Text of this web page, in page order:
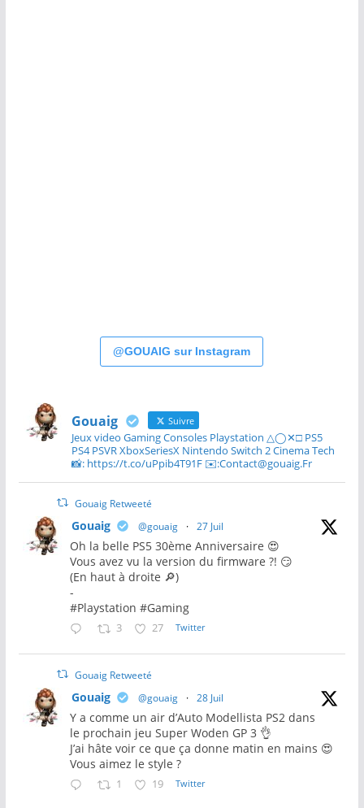
@GOUAIG sur Instagram
Gouaig Suivre
Jeux video Gaming Consoles Playstation △◯✕□ PS5
PS4 PSVR XboxSeriesX Nintendo Switch 2 Cinema Tech
📸: https://t.co/uPpib4T91F ✉️:Contact@gouaig.Fr
Gouaig Retweeté
Gouaig @gouaig · 27 Juil
Oh la belle PS5 30ème Anniversaire 😍
Vous avez vu la version du firmware ?! 😏
(En haut à droite 🔎)
-
#Playstation #Gaming
3 27 Twitter
Gouaig Retweeté
Gouaig @gouaig · 28 Juil
Y a comme un air d’Auto Modellista PS2 dans
le prochain jeu Super Woden GP 3 👌
J’ai hâte voir ce que ça donne matin en mains 😍
Vous aimez le style ?
1 19 Twitter